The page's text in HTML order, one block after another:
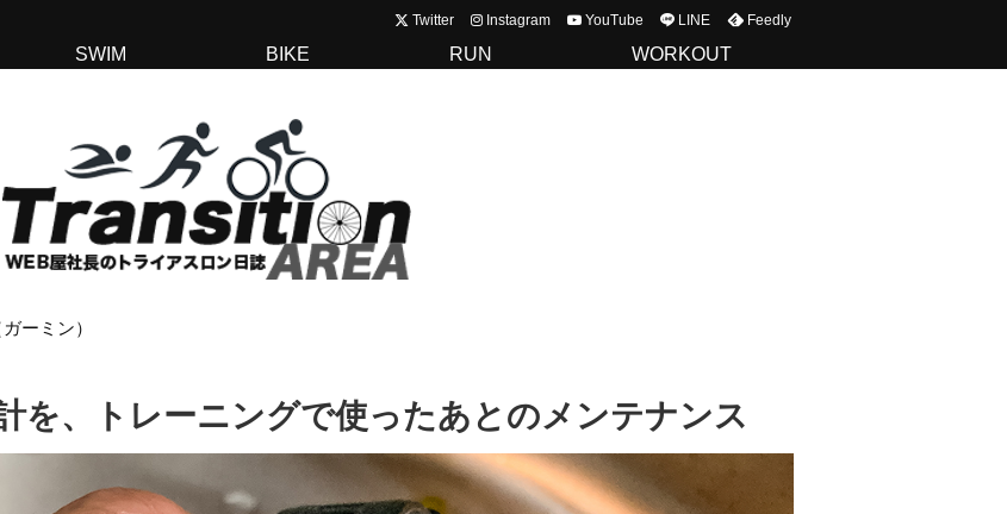
SWIM BIKE RUN WORKOUT
Twitter Instagram YouTube LINE Feedly
ーミン）
を、トレーニングで使ったあとのメンテナンス